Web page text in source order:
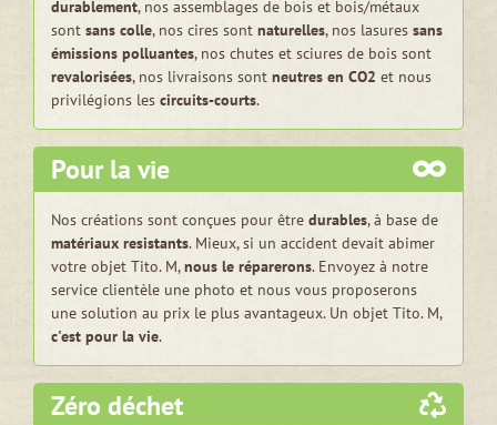
durablement, nos assemblages de bois et bois/métaux
sont sans colle, nos cires sont naturelles, nos lasures sans
émissions polluantes, nos chutes et sciures de bois sont
revalorisées, nos livraisons sont neutres en CO2 et nous
privilégions les circuits-courts.
Pour la vie
Nos créations sont conçues pour être durables, à base de
matériaux resistants. Mieux, si un accident devait abimer
votre objet Tito. M,nous le réparerons. Envoyez à notre
service clientèle une photo et nous vous proposerons
une solution au prix le plus avantageux. Un objet Tito. M,
c'est pour la vie.
Zéro déchet